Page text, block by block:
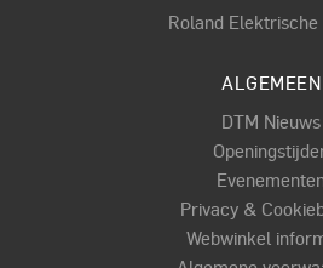
Roland
ALGEMEEN
DTM Nieuws
Privacy &
Webwinkel